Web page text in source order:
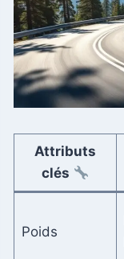
Attributs
clés
Poids